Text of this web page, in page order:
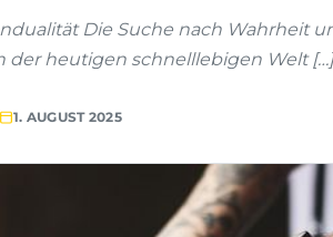
Die Suche nach Wahrheit
der heutigen schnelllebigen Welt […]
1. AUGUST 2025